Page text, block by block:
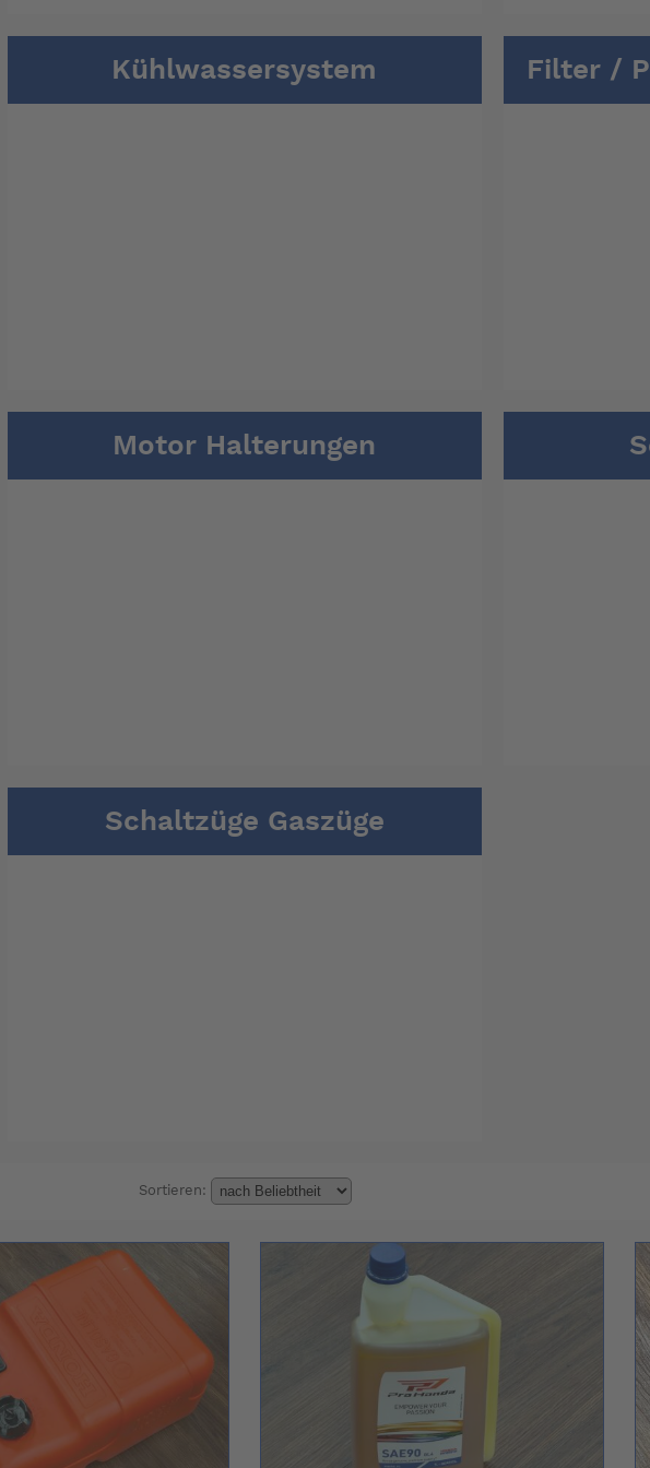
Kühlwassersystem Filter /
Motor Halterungen
Schaltzüge Gaszüge
Sortieren: